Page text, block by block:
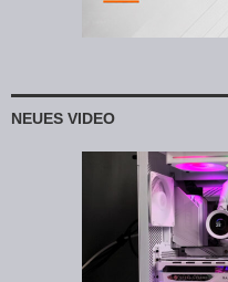
NEUES VIDEO